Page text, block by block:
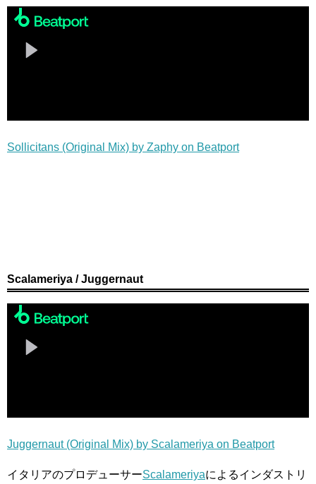
Sollicitans (Original Mix) by Zaphy on Beatport
Scalameriya / Juggernaut
Juggernaut (Original Mix) by Scalameriya on Beatport
イタリアのプロデューサーScalameriyaによるインダストリ